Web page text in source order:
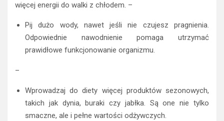
więcej energii do walki z chłodem. –
Pij dużo wody, nawet jeśli nie czujesz pragnienia.
Odpowiednie nawodnienie pomaga utrzymać
prawidłowe funkcjonowanie organizmu.
–
Wprowadzaj do diety więcej produktów sezonowych,
takich jak dynia, buraki czy jabłka. Są one nie tylko
smaczne, ale i pełne wartości odżywczych.